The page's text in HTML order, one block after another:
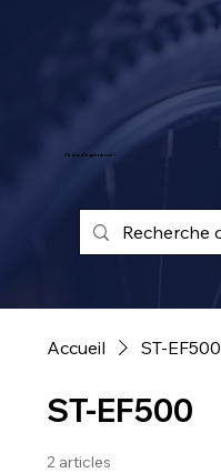
25 ans d'expérience !
Accueil ST-EF500
ST-EF500
2 articles